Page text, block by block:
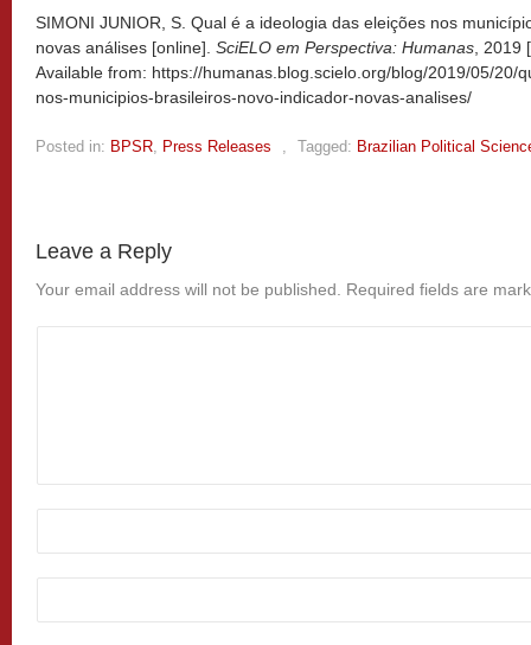
SIMONI JUNIOR, S. Qual é a ideologia das eleições nos
novas análises [online]. SciELO em Perspectiva: Humanas ,
Available from: https://humanas.blog.scielo.org/blog/2019/05/20/
nos-municipios-brasileiros-novo-indicador-novas-analises/
Posted in: BPSR Press Releases Tagged: Brazilian Political
Leave a Reply
Your email address will not be published. Required fields are